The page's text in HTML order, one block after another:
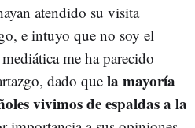
atendido su visita
e intuyo que no soy el
me ha parecido
dado que la mayoría
vivimos de espaldas a la